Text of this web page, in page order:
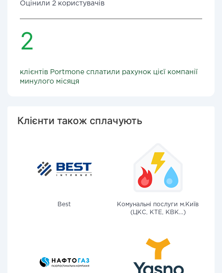
Оцінили 2 користувачів
2
клієнтів Portmone сплатили рахунок цієї компанії
минулого місяця
Клієнти також сплачують
Best
Комунальні послуги м.Київ
(ЦКС, КТЕ, КВК...)